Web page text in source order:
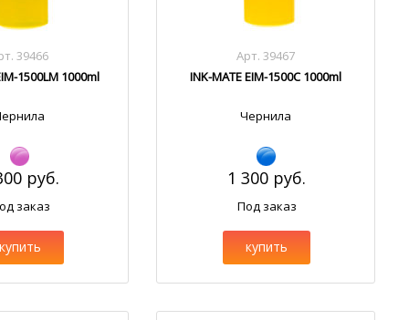
39466
1500LM 1000ml
руб.
заказ
купить
Арт. 39467
INK-MATE EIM-1500C 1000ml
Чернила
1 300 руб.
Под заказ
купить